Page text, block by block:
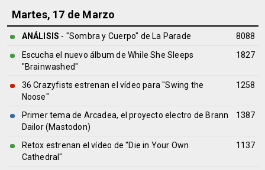
Martes, 17 de Marzo
ANÁLISIS - "Sombra y Cuerpo" de La Parade
8088
Escucha el nuevo álbum de While She Sleeps
"Brainwashed"
1827
36 Crazyfists estrenan el vídeo para "Swing the
Noose"
1258
Primer tema de Arcadea, el proyecto electro de Brann
Dailor (Mastodon)
1387
Retox estrenan el vídeo de "Die in Your Own
Cathedral"
1137